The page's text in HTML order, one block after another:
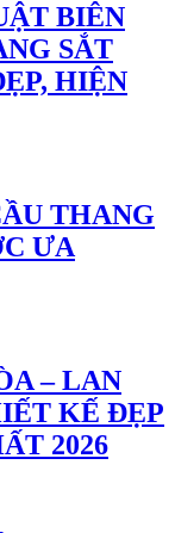
BIÊN
SẮT
HIỆN
THANG
ƯA
– LAN
KẾ ĐẸP
2026